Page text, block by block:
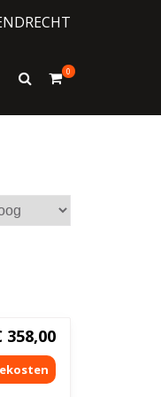
Toon
0
358,00